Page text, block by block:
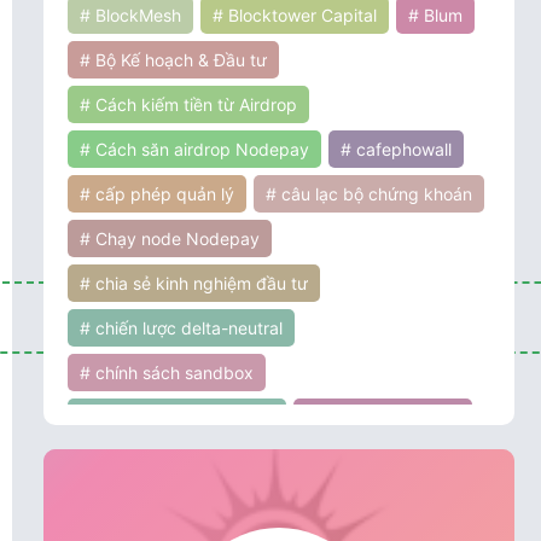
# BlockMesh # Blocktower Capital # Blum
# Bộ Kế hoạch & Đầu tư
# Cách kiếm tiền từ Airdrop
# Cách săn airdrop Nodepay # cafephowall
# cấp phép quản lý # câu lạc bộ chứng khoán
# Chạy node Nodepay
# chia sẻ kinh nghiệm đầu tư
# chiến lược delta-neutral
# chính sách sandbox
# cơ hội và thách thức # Coinbase Ventures